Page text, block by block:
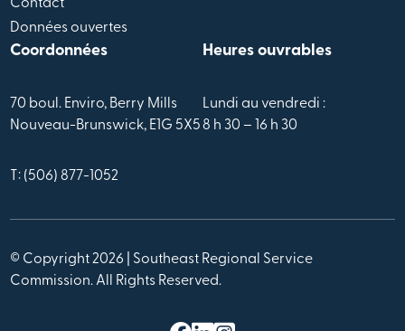
Contact
Données ouvertes
Coordonnées
70 boul. Enviro, Berry Mills
Nouveau-Brunswick, E1G 5X5
T: (506) 877-1052
Heures ouvrables
Lundi au vendredi :
8 h 30 – 16 h 30
© Copyright 2026 | Southeast Regional Service
Commission. All Rights Reserved.